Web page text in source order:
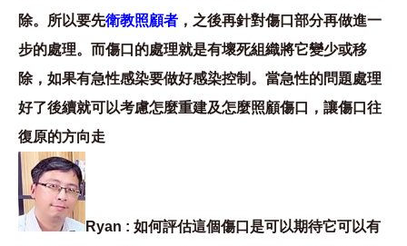
除。所以要先衛教照顧者 ，之後再針對傷口部分再做進一
步的處理。而傷口的處理就是有壞死組織將它變少或移
除，如果有急性感染要做好感染控制。當急性的問題處理
好了後續就可以考慮怎麼重建及怎麼照顧傷口，讓傷口往
復原的方向走
Ryan : 如何評估這個傷口是可以期待它可以有